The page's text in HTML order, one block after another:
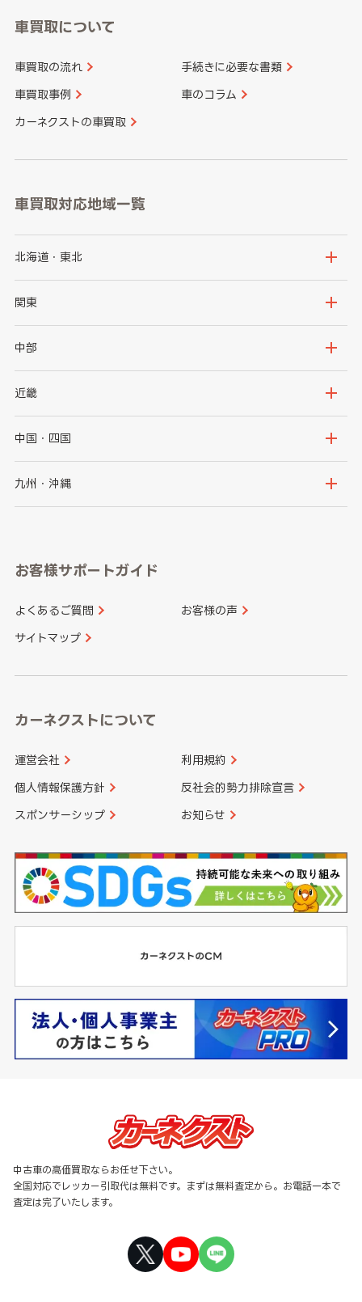
車買取について
車買取の流れ 手続きに必要な書類
車買取事例 車のコラム
カーネクストの車買取
車買取対応地域一覧
北海道・東北
北海道
岩手県
秋田県
関東
茨城県
群馬県
千葉県
中部
新潟県
石川県
山梨県
愛知県
近畿
大阪府
京都府
和歌山県
中国・四国
鳥取県
山口県
香川県 愛媛県
九州・沖縄
長崎県
大分県 宮崎県
お客様サポートガイド
よくあるご質問 お客様の声
サイトマップ
カーネクストについて
運営会社 利用規約
個人情報保護方針 反社会的勢力排除宣言
スポンサーシップ お知らせ
中古車の高価買取ならお任せ下さい。
全国対応でレッカー引取代は無料です。まずは無料査定から。お電話一本で
査定は完了いたします。